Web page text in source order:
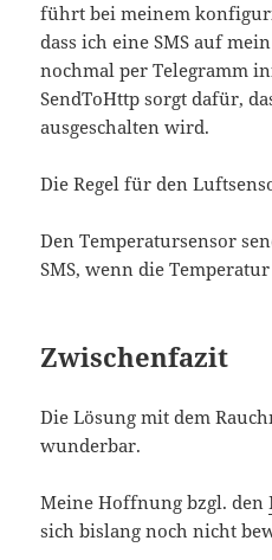
führt bei meinem
dass ich eine SMS auf
nochmal per Telegramm
SendToHttp sorgt dafür,
ausgeschalten wird.
Die Regel für den
Den Temperatursensor
SMS, wenn die Temperatur
Zwischenfazit
Die Lösung mit dem
wunderbar.
Meine Hoffnung bzgl. den
sich bislang noch nicht